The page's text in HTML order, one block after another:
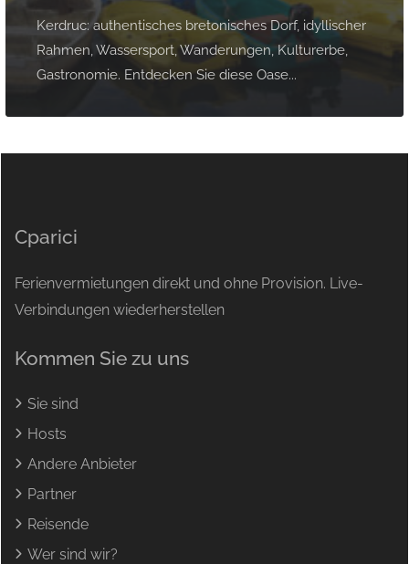
Kerdruc: authentisches bretonisches Dorf, idyllischer
Rahmen, Wassersport, Wanderungen, Kulturerbe,
Gastronomie. Entdecken Sie diese Oase...
Cparici
Ferienvermietungen direkt und ohne Provision. Live-
Verbindungen wiederherstellen
Kommen Sie zu uns
Sie sind
Hosts
Andere Anbieter
Partner
Reisende
Wer sind wir?